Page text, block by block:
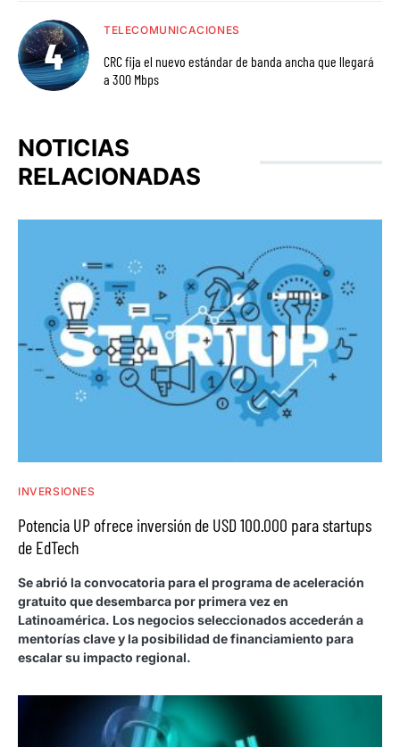
TELECOMUNICACIONES
CRC fija el nuevo estándar de banda ancha que llegará
a 300 Mbps
NOTICIAS
RELACIONADAS
INVERSIONES
Potencia UP ofrece inversión de USD 100.000 para startups
de EdTech
Se abrió la convocatoria para el programa de aceleración
gratuito que desembarca por primera vez en
Latinoamérica. Los negocios seleccionados accederán a
mentorías clave y la posibilidad de financiamiento para
escalar su impacto regional.